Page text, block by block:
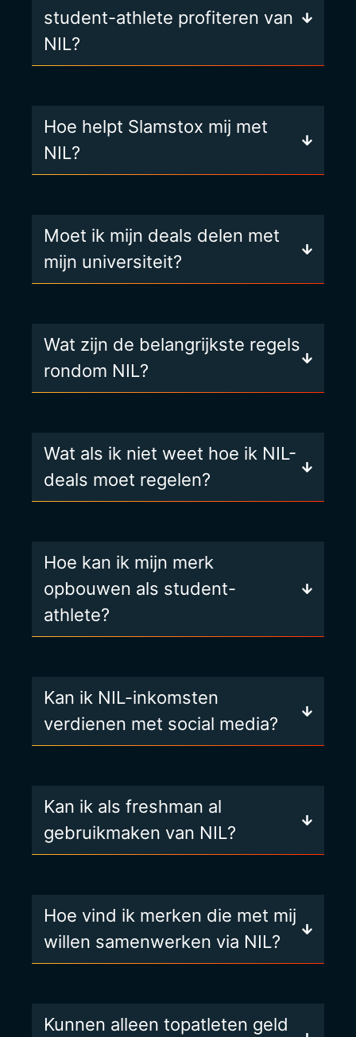
student-athlete profiteren van
NIL?
Hoe helpt Slamstox mij met
NIL?
Moet ik mijn deals delen met
mijn universiteit?
Wat zijn de belangrijkste regels
rondom NIL?
Wat als ik niet weet hoe ik NIL-
deals moet regelen?
Hoe kan ik mijn merk
opbouwen als student-
athlete?
Kan ik NIL-inkomsten
verdienen met social media?
Kan ik als freshman al
gebruikmaken van NIL?
Hoe vind ik merken die met mij
willen samenwerken via NIL?
Kunnen alleen topatleten geld